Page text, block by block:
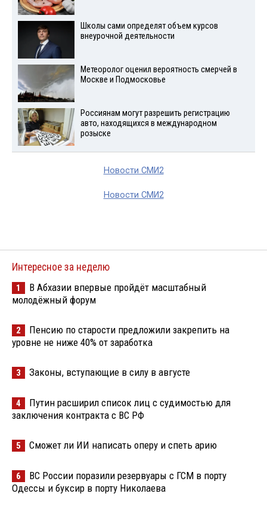
Школы сами определят объем курсов
внеурочной деятельности
Метеоролог оценил вероятность смерчей в
Москве и Подмосковье
Россиянам могут разрешить регистрацию
авто, находящихся в международном
розыске
Новости СМИ2
Новости СМИ2
Интересное за неделю
1
В Абхазии впервые пройдёт масштабный
молодёжный форум
2
Пенсию по старости предложили закрепить на
уровне не ниже 40% от заработка
3 Законы, вступающие в силу в августе
4
Путин расширил список лиц с судимостью для
заключения контракта с ВС РФ
5 Сможет ли ИИ написать оперу и спеть арию
6
ВС России поразили резервуары с ГСМ в порту
Одессы и буксир в порту Николаева